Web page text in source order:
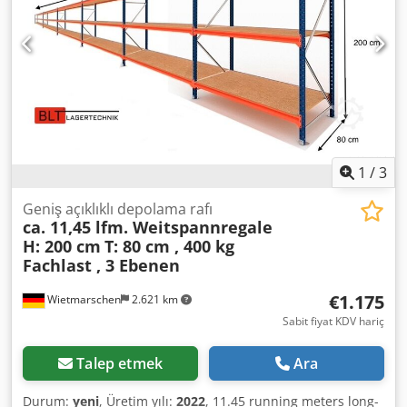
tarafından gerçekleştirilir, bunun için maliyetler posta
koduna bağlıdır. Montaj : Gerekirse, eğitimli personelimiz
iş ekipmanınızın profesyonel montajı ve demontajı
konusunda size yardımcı olmaktan mutluluk duyacaktır.
Bizim tavsiyemiz : Neye ihtiyacınız olduğunu bize bildirin...
Planlama ve siparişten kuruluma kadar projelerinizi
gerçekleştirmenize yardımcı olmaktan mutluluk duyacağız.
1 /3
Wietmarschen 2.621 km
Geniş açıklıklı depolama rafı
ca. 11,45 lfm. Weitspannregale
H: 200 cm T: 80 cm , 400 kg
Fachlast , 3 Ebenen
€1.175
Sabit fiyat KDV hariç
Talep etmek Ara
Durum: yeni, Üretim yılı: 2022, 11.45 running meters long-